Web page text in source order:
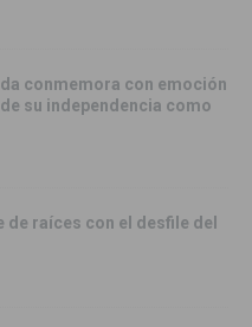
conmemora con emoción
su independencia como
raíces con el desfile del